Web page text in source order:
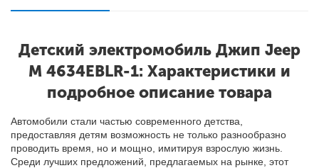
Детский электромобиль Джип Jeep
M 4634EBLR-1: Характеристики и
подробное описание товара
Автомобили стали частью современного детства,
предоставляя детям возможность не только разнообразно
проводить время, но и мощно, имитируя взрослую жизнь.
Среди лучших предложений, предлагаемых на рынке, этот